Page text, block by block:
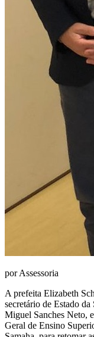
por Assessoria
A prefeita Elizabeth
secretário de Estado
Miguel Sanches Neto,
Geral de Ensino